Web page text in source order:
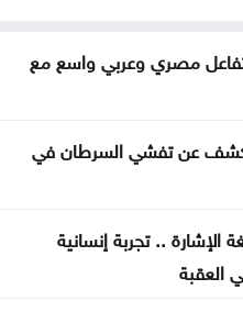
عاما للمجلس الأعلى
وواشنطن تتعمق بشأن إنهاء
ونؤجل أي تحرك عسكري
مصري وعربي واسع مع
عن تفشي السرطان في
الإشارة .. تجربة إنسانية